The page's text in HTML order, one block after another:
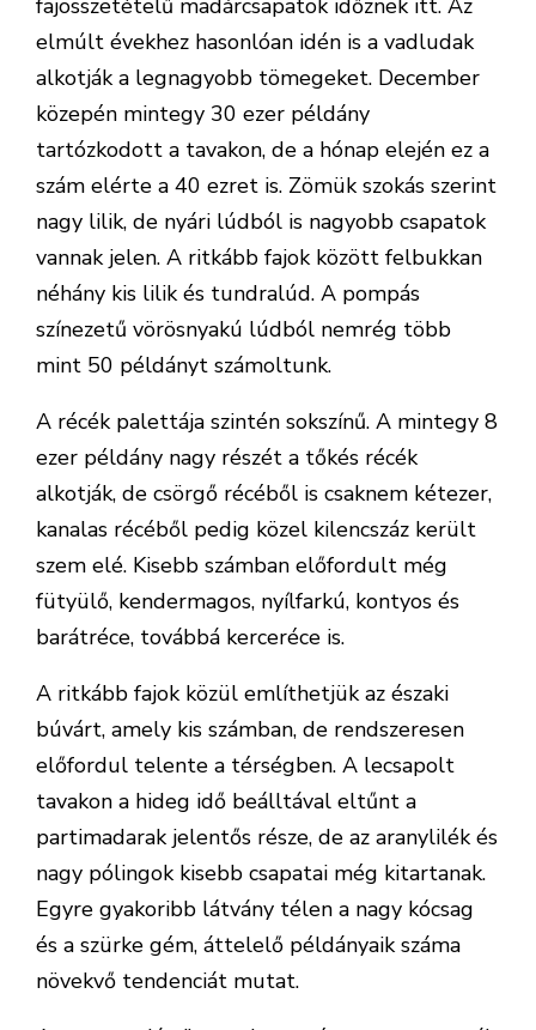
fajösszetételű madárcsapatok időznek itt. Az
elmúlt évekhez hasonlóan idén is a vadludak
alkotják a legnagyobb tömegeket. December
közepén mintegy 30 ezer példány
tartózkodott a tavakon, de a hónap elején ez a
szám elérte a 40 ezret is. Zömük szokás szerint
nagy lilik, de nyári lúdból is nagyobb csapatok
vannak jelen. A ritkább fajok között felbukkan
néhány kis lilik és tundralúd. A pompás
színezetű vörösnyakú lúdból nemrég több
mint 50 példányt számoltunk.
A récék palettája szintén sokszínű. A mintegy 8
ezer példány nagy részét a tőkés récék
alkotják, de csörgő récéből is csaknem kétezer,
kanalas récéből pedig közel kilencszáz került
szem elé. Kisebb számban előfordult még
fütyülő, kendermagos, nyílfarkú, kontyos és
barátréce, továbbá kerceréce is.
A ritkább fajok közül említhetjük az északi
búvárt, amely kis számban, de rendszeresen
előfordul telente a térségben. A lecsapolt
tavakon a hideg idő beálltával eltűnt a
partimadarak jelentős része, de az aranylilék és
nagy pólingok kisebb csapatai még kitartanak.
Egyre gyakoribb látvány télen a nagy kócsag
és a szürke gém, áttelelő példányaik száma
növekvő tendenciát mutat.